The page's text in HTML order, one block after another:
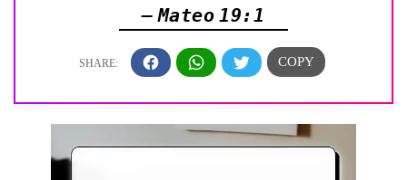
— Mateo 19:1